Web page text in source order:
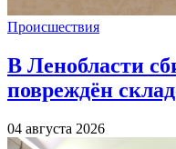
Происшествия
В Ленобласти
повреждён
04 августа 2026